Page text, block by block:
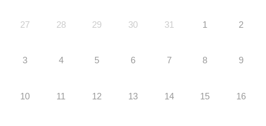
27 28 29 30 31 1 2
3 4 5 6 7 8 9
10 11 12 13 14 15 16